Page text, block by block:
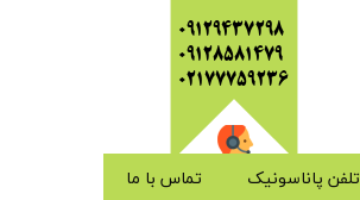
09129437298
09128581479
​​​​​​​02177759236
تلفن پاناسونیک تماس با ما